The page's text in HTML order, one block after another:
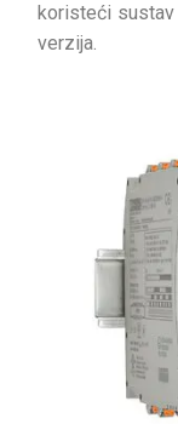
koristeći
verzija.